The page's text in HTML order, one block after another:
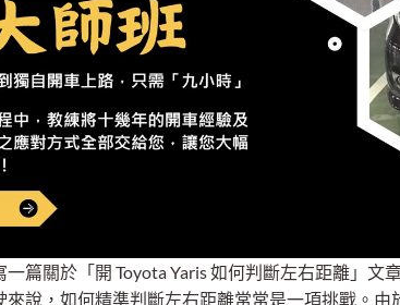
篇關於「開 Toyota Yaris 如何判斷左右距離」文
來說，如何精準判斷左右距離常常是一項挑戰。由